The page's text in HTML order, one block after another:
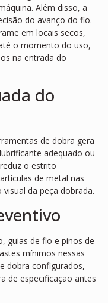
Além disso, a
do avanço do fio.
em locais secos,
o momento do uso,
na entrada do
do
de dobra gera
adequado ou
o estrito
de metal nas
da peça dobrada.
guias de fio e pinos de
mínimos nessas
dobra configurados,
de especificação antes